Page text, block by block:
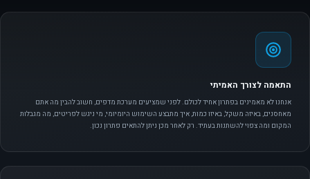
התאמה לצורך האמיתי
אנחנו לא מאמינים בפתרון אחיד לכולם. לפני שמציעים מערכת מדפים, חשוב להבין מה אתם
מאחסנים, באיזה משקל, באיזו כמות, איך מתבצע השימוש היומיומי, מי ניגש לפריטים, מה מגבלות
המקום ומה צפוי להשתנות בעתיד. רק לאחר מכן ניתן להתאים פתרון נכון.